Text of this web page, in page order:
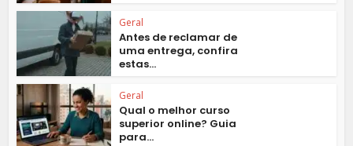
Geral
Antes de reclamar de
uma entrega, confira
estas...
Geral
Qual o melhor curso
superior online? Guia
para...